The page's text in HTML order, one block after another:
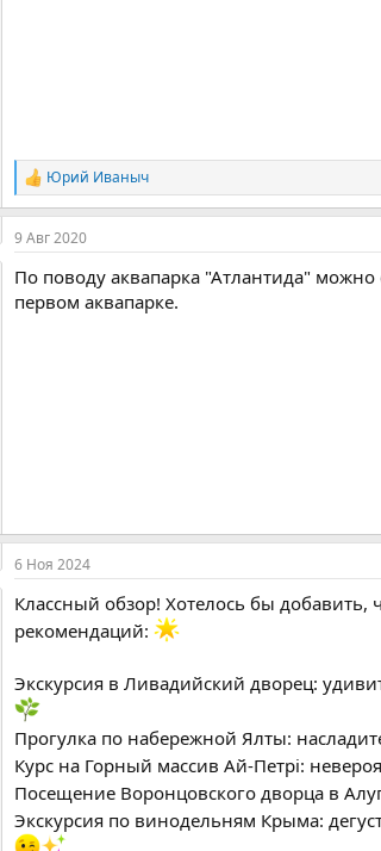
Р
е
а
к
и
и
Юрий Иваныч
9 Авг 2020
По поводу аквапарка "Атлантида" можно
первом аквапарке.
6 Ноя 2024
Классный обзор! Хотелось бы добавить,
рекомендаций:
Экскурсия в Ливадийский дворец:
Прогулка по набережной Ялты:
Курс на Горный массив Ай-Петрі:
Посещение Воронцовского дворца в
Экскурсия по винодельням Крыма: